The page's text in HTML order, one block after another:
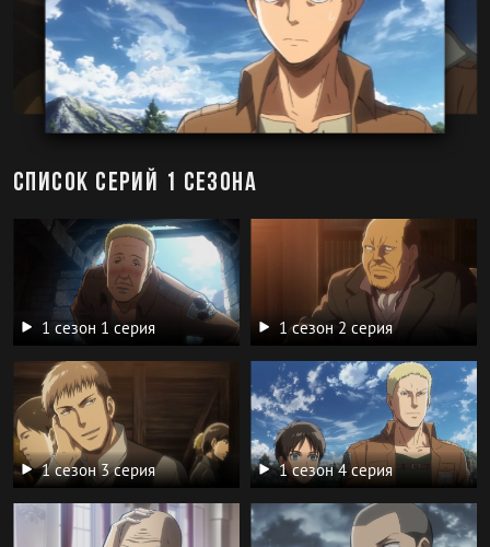
Список серий 1 сезона
1 сезон 1 серия 1 сезон 2 серия
1 сезон 3 серия 1 сезон 4 серия